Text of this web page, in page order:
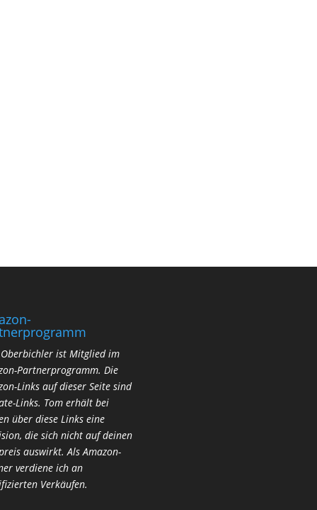
ist Mitglied im
Partnerprogramm. Die
Links auf dieser Seite sind
Links. Tom erhält bei
über diese Links eine
die sich nicht auf deinen
auswirkt. Als Amazon-
verdiene ich an
Verkäufen.